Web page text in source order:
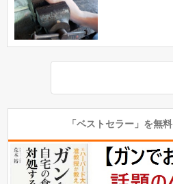
「ベストセラー」を無